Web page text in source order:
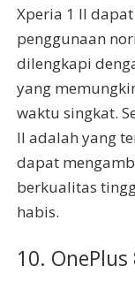
Xperia 1 II
penggunaan
dilengkapi
yang
waktu singkat.
II adalah yang
dapat
berkualitas
habis.
10. OnePlus